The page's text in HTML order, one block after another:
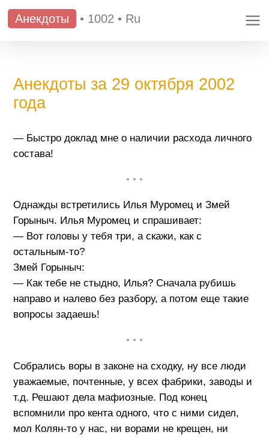
Анекдоты • 1002 • Ru
Анекдоты за 29 октября 2002
года
— Быстро доклад мне о наличии расхода личного
состава!
• • •
Однажды встретились Илья Муpомец и Змей
Гоpыныч. Илья Муpомец и спpашивает:
— Вот головы у тебя три, а скажи, как с
остальным-то?
Змей Гоpыныч:
— Как тебе не стыдно, Илья? Сначала рубишь
направо и налево без разбору, а потом еще такие
вопросы задаешь!
• • •
Собрались воры в законе на сходку, ну все люди
уважаемые, почтенные, у всех фабрики, заводы и
т.д. Решают дела мафиозные. Под конец
вспомнили про кента одного, что с ними сидел,
мол Колян-то у нас, ни ворами не крещен, ни